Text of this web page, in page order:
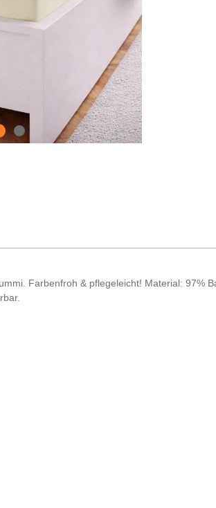
Farbenfroh & pflegeleicht! Material: 97%